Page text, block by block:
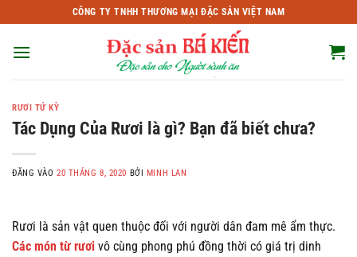
qua
nội
CÔNG TY TNHH THƯƠNG MẠI ĐẶC SẢN VIỆT NAM
RƯƠI TỨ KỲ
Tác Dụng Của Rươi là gì? Bạn đã biết chưa?
ĐĂNG VÀO20 THÁNG 8, 2020 BỞI MINH LAN
Rươi là sản vật quen thuộc đối với người dân đam mê ẩm thực.
Các món từ rươi vô cùng phong phú đồng thời có giá trị dinh